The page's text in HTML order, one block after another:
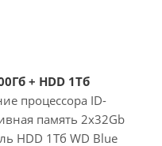
+ HDD 1Тб
процессора ID-
память 2x32Gb
HDD 1Тб WD Blue